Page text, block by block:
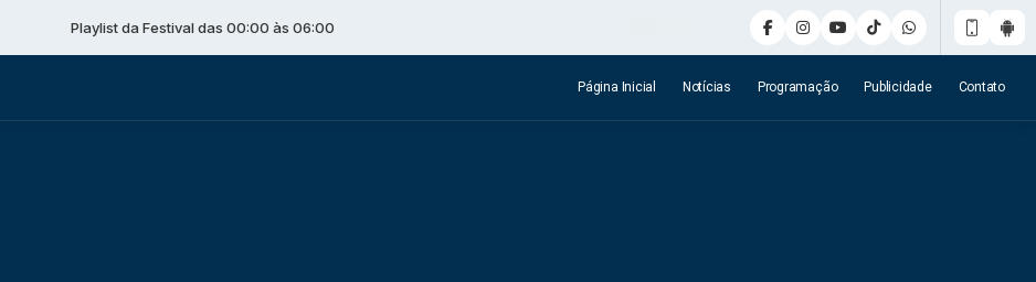
Playlist da Festival das 00:00 às 06:00
Página Inicial Notícias Programação Publicidade Contato